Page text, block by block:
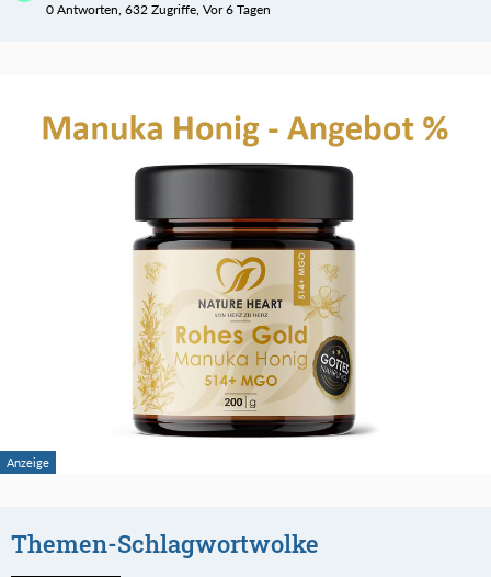
0 Antworten, 632 Zugriffe, Vor 6 Tagen
Themen-Schlagwortwolke